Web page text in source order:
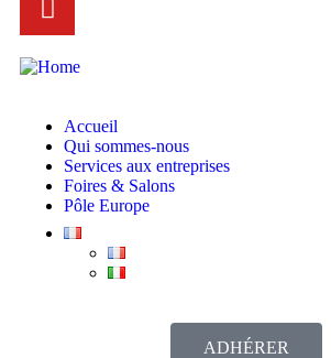
Accueil
Qui sommes-nous
Services aux entreprises
Foires & Salons
Pôle Europe
ADHÉRER